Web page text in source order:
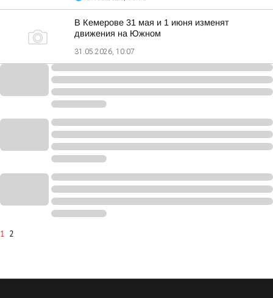
В Кемерове 31 мая и 1 июня изменят
движения на Южном
31.05.2026, 10:07
1 2